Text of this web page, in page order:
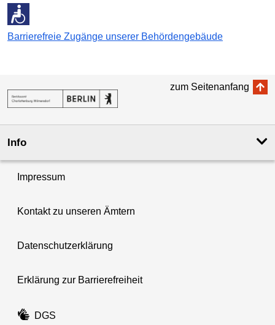
Barrierefreie Zugänge unserer Behördengebäude
zum Seitenanfang
Info
Impressum
Kontakt zu unseren Ämtern
Datenschutzerklärung
Erklärung zur Barrierefreiheit
DGS